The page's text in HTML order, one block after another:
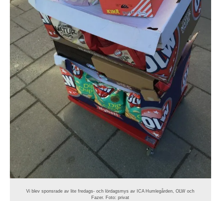
Vi blev sponsrade av lite fredags- och lördagsmys av ICA Humlegården, OLW och
Fazer. Foto: privat